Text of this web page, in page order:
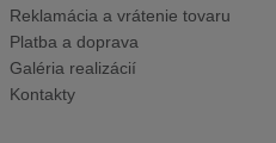
Reklamácia a vrátenie tovaru
Platba a doprava
Galéria realizácií
Kontakty